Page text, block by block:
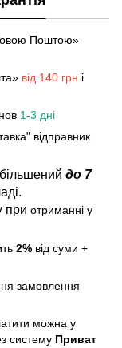
Поштою»
від 140 грн і
1-3 дні
відправник
до 7
при отриманні у
2% від суми +
замовлення
можна у
систему Приват